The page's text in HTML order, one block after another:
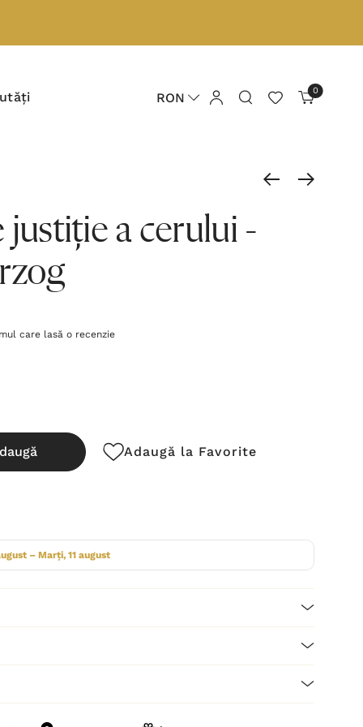
RON 0
justiție a cerului -
care lasă o recenzie
Adaugă la Favorite
– Marți, 11 august